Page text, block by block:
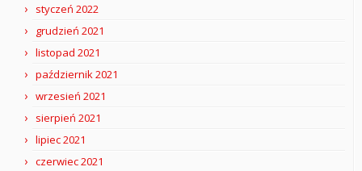
styczeń 2022
grudzień 2021
listopad 2021
październik 2021
wrzesień 2021
sierpień 2021
lipiec 2021
czerwiec 2021